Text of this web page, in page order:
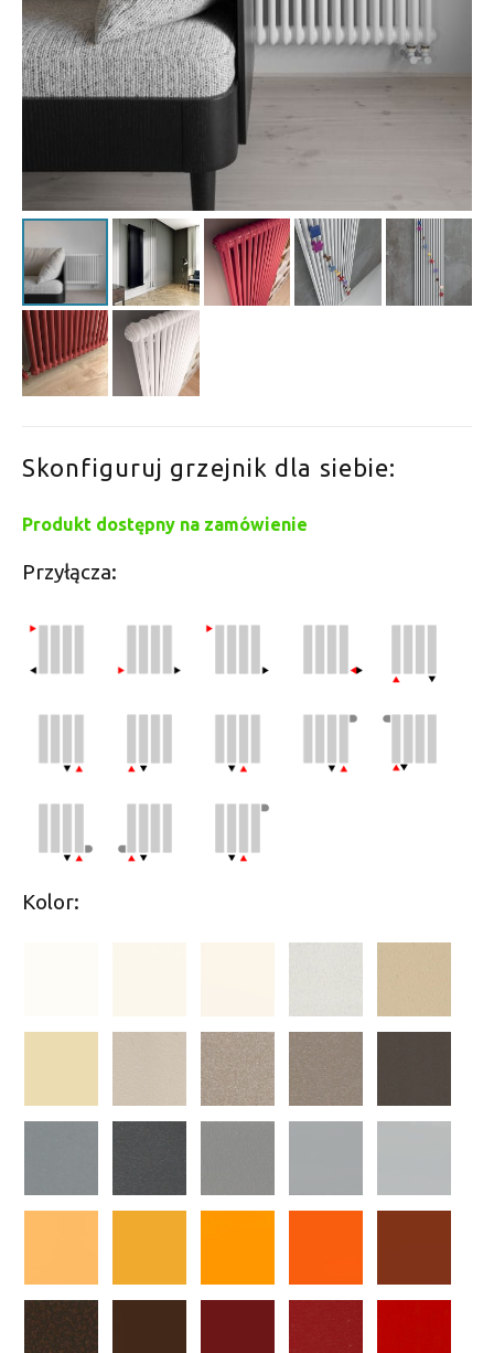
Skonfiguruj grzejnik dla siebie:
Produkt dostępny na zamówienie
Przyłącza:
Kolor: